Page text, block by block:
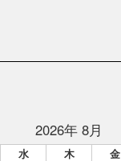
2026年 8月
水 木 金